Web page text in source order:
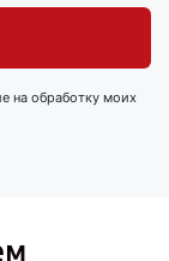
на обработку моих